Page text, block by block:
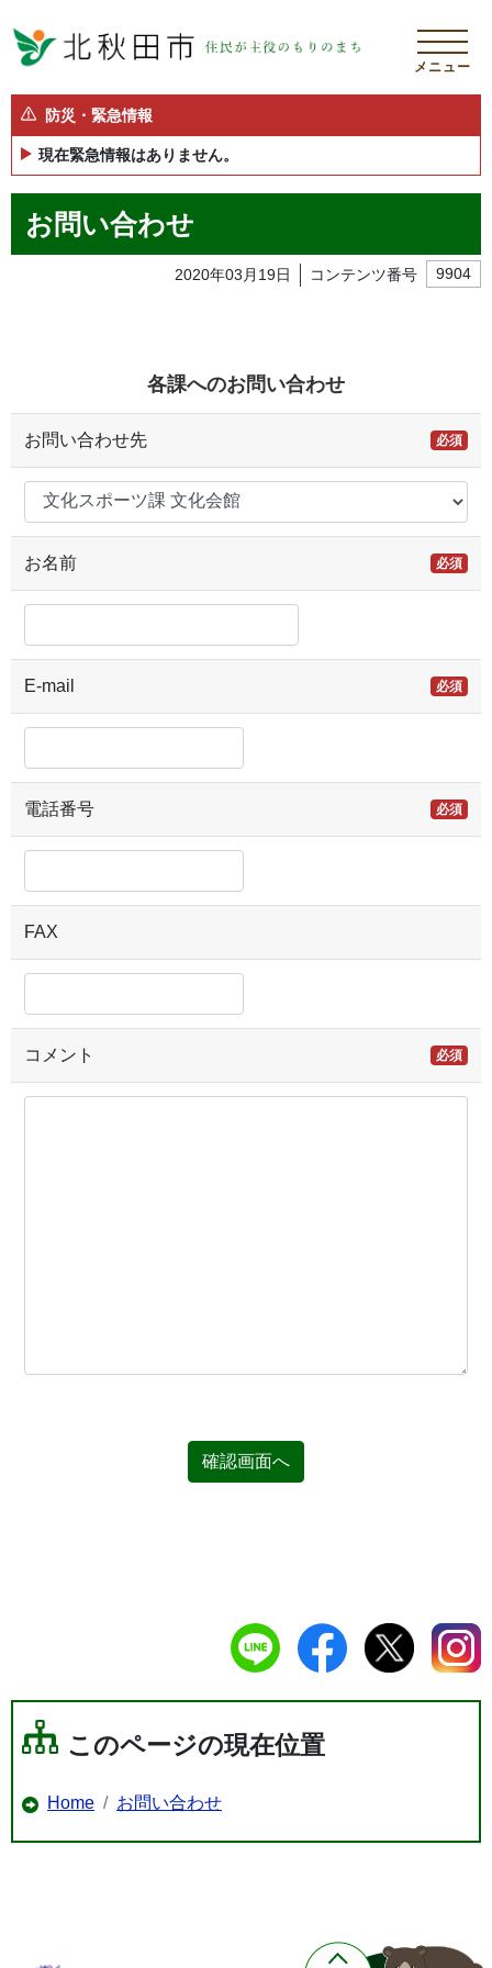
メニュー
防災・緊急情報
現在緊急情報はありません。
お問い合わせ
2020年03月19日 コンテンツ番号 9904
各課へのお問い合わせ
お問い合わせ先 必須
お名前 必須
E-mail 必須
電話番号 必須
FAX
コメント 必須
確認画面へ
このページの現在位置
Home お問い合わせ